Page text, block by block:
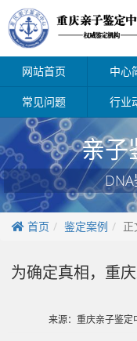
网站首页 中心
常见问题 行业
亲子
首页 鉴定案例 正
为确定真相，重
来源：重庆亲子鉴